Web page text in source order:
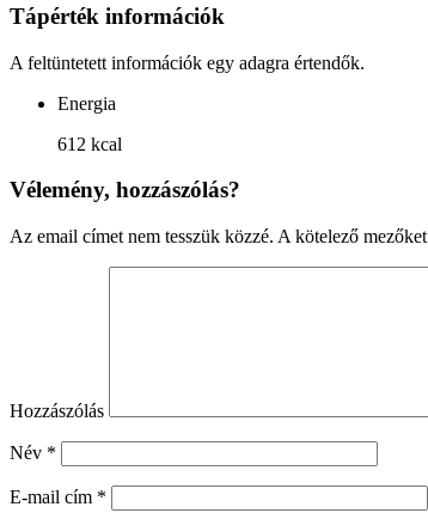
Tápérték információk
A feltüntetett információk egy adagra értendők.
Energia
612 kcal
Vélemény, hozzászólás?
Az email címet nem tesszük közzé. A kötelező mezőket
Hozzászólás
Név *
E-mail cím *